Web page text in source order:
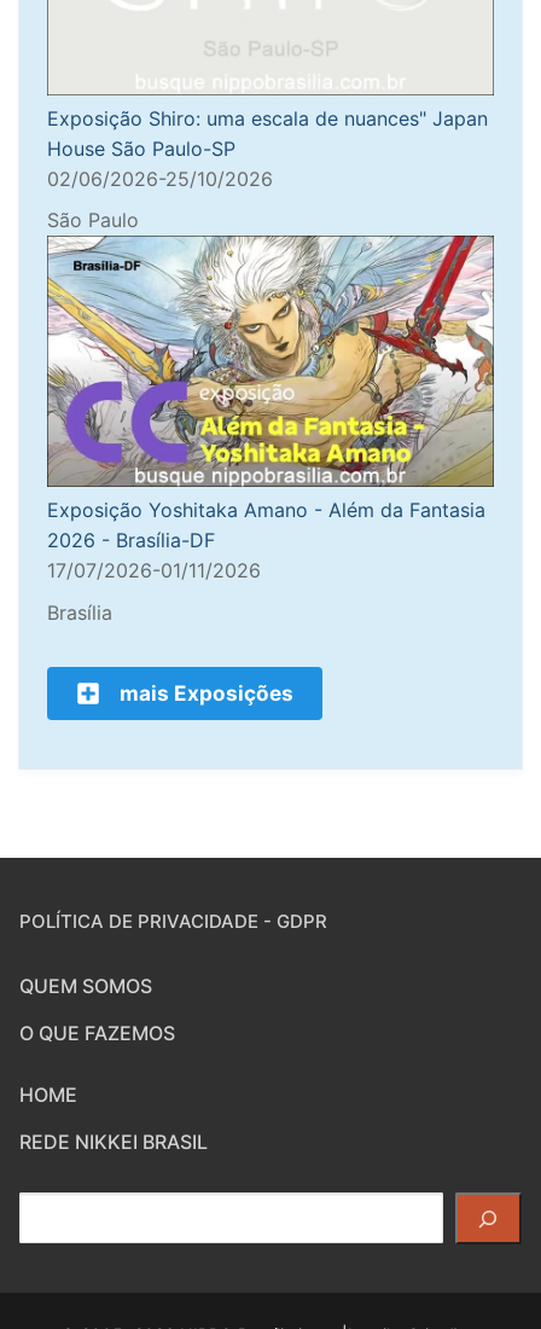
Exposição Shiro: uma escala de nuances" Japan
House São Paulo-SP
02/06/2026-25/10/2026
São Paulo
Exposição Yoshitaka Amano - Além da Fantasia
2026 - Brasília-DF
17/07/2026-01/11/2026
Brasília
mais Exposições
POLÍTICA DE PRIVACIDADE - GDPR
QUEM SOMOS
O QUE FAZEMOS
HOME
REDE NIKKEI BRASIL